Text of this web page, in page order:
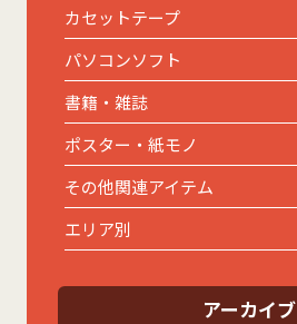
カセットテープ
パソコンソフト
書籍・雑誌
ポスター・紙モノ
その他関連アイテム
エリア別
アーカイブ